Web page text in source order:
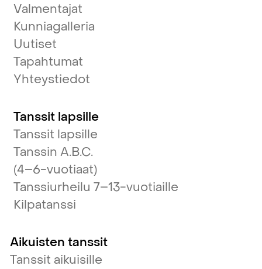
Valmentajat
Kunniagalleria
Uutiset
Tapahtumat
Yhteystiedot
Tanssit lapsille
Tanssit lapsille
Tanssin A.B.C.
(4–6-vuotiaat)
Tanssiurheilu 7–13-vuotiaille
Kilpatanssi
Aikuisten tanssit
Tanssit aikuisille